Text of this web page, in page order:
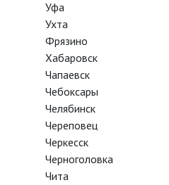
что такое
актеров сегодня – это
https://goo.gl/S4MSKc
года.
на ваших экранах этим
«Кто боится Вирджинии
ru/titles/6228/schedule/1
Уфа
Ухта
Фрязино
Хабаровск
Чапаевск
Чебоксары
Челябинск
Череповец
Черкесск
Черноголовка
Чита